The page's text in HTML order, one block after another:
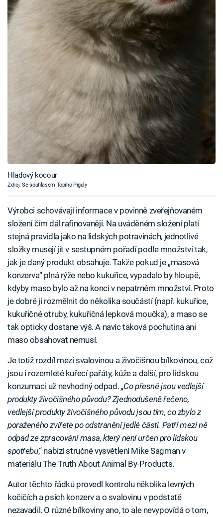
Hladový kocour
Zdroj: Se souhlasem Topiho Piguly
Výrobci schovávají informace v povinně zveřejňovaném
složení čím dál rafinovaněji. Na uváděném složení platí
stejná pravidla jako na lidských potravinách, jednotlivé
složky musejí jít v sestupném pořadí podle množství tak,
jak je daný produkt obsahuje. Takže pokud je „masová
konzerva“ plná rýže nebo kukuřice, vypadalo by hloupě,
kdyby maso bylo až na konci v nepatrném množství. Proto
je dobré ji rozmělnit do několika součástí (např. kukuřice,
kukuřičné otruby, kukuřičná lepková moučka), a maso se
tak opticky dostane výš. A navíc taková pochutina ani
maso obsahovat nemusí.
Je totiž rozdíl mezi svalovinou a živočišnou bílkovinou, což
jsou i rozemleté kuřecí pařáty, kůže a další, pro lidskou
konzumaci už nevhodný odpad. „Co přesně jsou vedlejší
produkty živočišného původu? Zjednodušeně řečeno,
vedlejší produkty živočišného původu jsou tím, co zbylo z
poraženého zvířete po odstranění jedlé části. Patří mezi ně
odpad ze zpracování masa, který není určen pro lidskou
spotřebu,“ nabízí stručné vysvětlení Mike Sagman v
materiálu The Truth About Animal By-Products.
Autor těchto řádků provedl kontrolu několika levných
kočičích a psích konzerv a o svalovinu v podstatě
nezavadil. O různé bílkoviny ano, to ale nevypovídá o tom,